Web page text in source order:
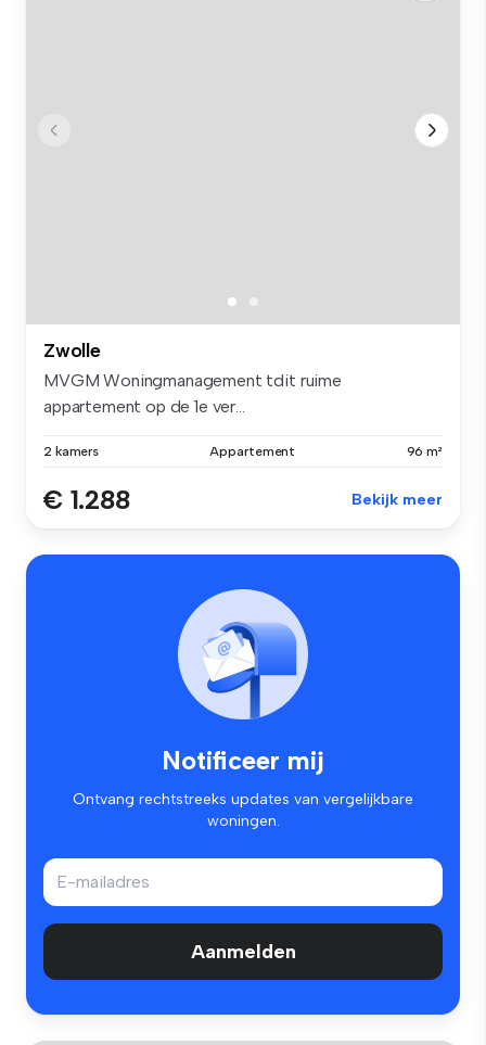
Zwolle
MVGM Woningmanagement tdit ruime
appartement op de 1e ver...
2 kamers Appartement 96 m²
€ 1.288 Bekijk meer
Notificeer mij
Ontvang rechtstreeks updates van vergelijkbare
woningen.
Aanmelden